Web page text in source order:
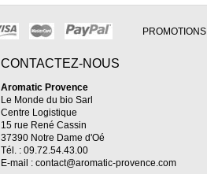
PROMOTIONS
CONTACTEZ-NOUS
Aromatic Provence
Le Monde du bio Sarl
Centre Logistique
15 rue René Cassin
37390 Notre Dame d'Oé
Tél. : 09.72.54.43.00
E-mail : contact@aromatic-provence.com